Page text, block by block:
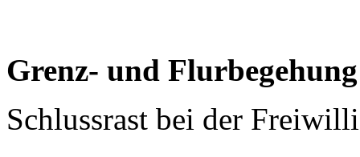
Grenz- und
Schlussrast bei der